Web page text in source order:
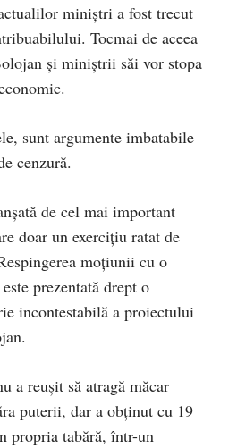
miniștri a fost trecut
Tocmai de aceea
și miniștrii săi vor stopa
sunt argumente imbatabile
cenzură.
de cel mai important
doar un exercițiu ratat de
moțiunii cu o
prezentată drept o
incontestabilă a proiectului
a reușit să atragă măcar
puterii, dar a obținut cu 19
propria tabără, într-un